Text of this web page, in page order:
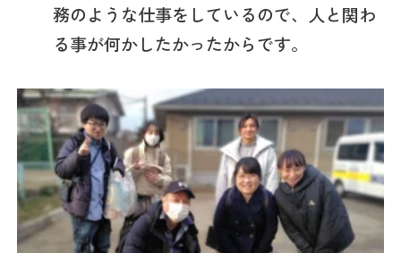
務のような仕事をしているので、人と関わ
る事が何かしたかったからです。